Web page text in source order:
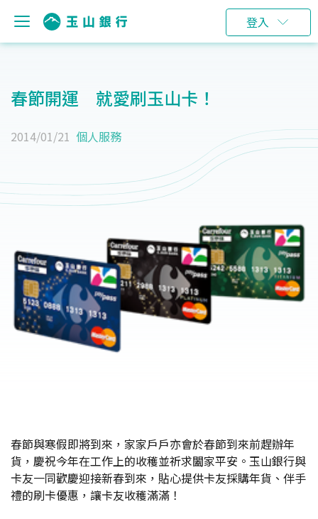
登入
春節開運 就愛刷玉山卡！
2014/01/21 個人服務
春節與寒假即將到來，家家戶戶亦會於春節到來前趕辦年
貨，慶祝今年在工作上的收穫並祈求闔家平安。玉山銀行與
卡友一同歡慶迎接新春到來，貼心提供卡友採購年貨、伴手
禮的刷卡優惠，讓卡友收穫滿滿！